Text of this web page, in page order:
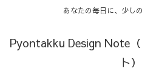
あなたの毎日に、少し
Pyontakku Design Note
ト）